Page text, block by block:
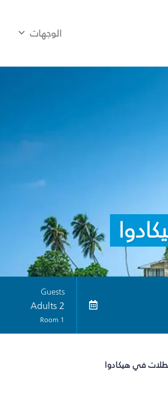
الوجهات
Guests
2 Adults
1 Room
في هيكادوا